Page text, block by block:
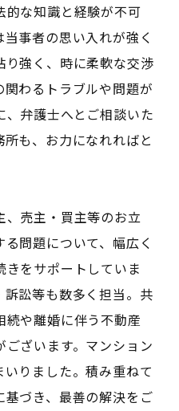
的な知識と経験が不可
事者の思い入れが強く
強く、時に柔軟な交渉
わるトラブルや問題が
弁護士へとご相談いた
も、お力になれればと
、売主・買主等のお立
問題について、幅広く
きをサポートしていま
訟等も数多く担当。共
続や離婚に伴う不動産
ざいます。マンション
りました。積み重ねて
づき、最善の解決をご